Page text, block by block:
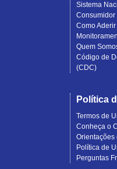
Sistema
Consumidor
Como
Quem
Código de
(CDC)
Política
Termos de
Conheça o
Orientações
Política de
Perguntas